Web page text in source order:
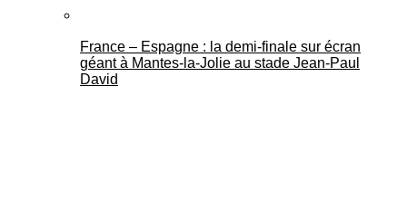
France – Espagne : la demi-finale sur écran
géant à Mantes-la-Jolie au stade Jean-Paul
David